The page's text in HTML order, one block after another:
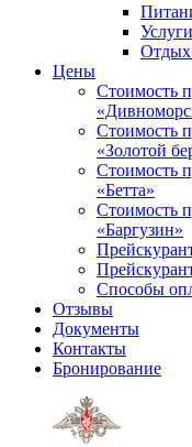
Отдых
Цены
Стоимость
Стоимость
«Золотой
Стоимость
«Бетта»
Стоимость
«Баргузин»
Способы
Отзывы
Документы
Контакты
Бронирование